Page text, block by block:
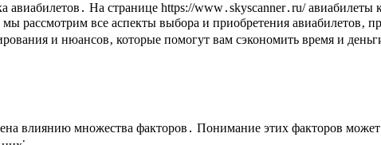
авиабилетов․ На странице https://www․skyscanner․ru/
мы рассмотрим все аспекты выбора и приобретения
и нюансов‚ которые помогут вам сэкономить время и
влиянию множества факторов․ Понимание этих факторов